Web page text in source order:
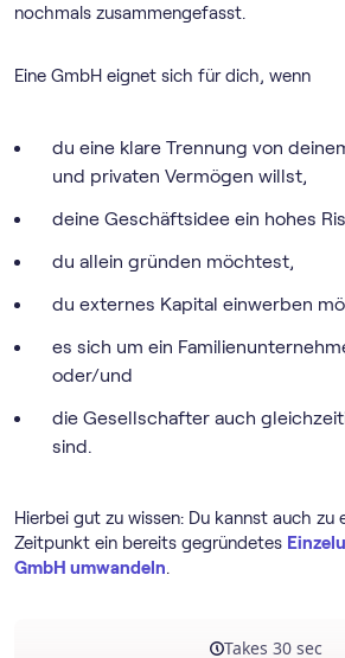
nochmals zusammengefasst.
Eine GmbH eignet sich für dich, wenn
du eine klare Trennung von
und privaten Vermögen willst,
deine Geschäftsidee ein hohes
du allein gründen möchtest,
du externes Kapital einwerben
es sich um ein
oder/und
die Gesellschafter auch
sind.
Hierbei gut zu wissen: Du kannst auch zu
Zeitpunkt ein bereits gegründetes
GmbH umwandeln.